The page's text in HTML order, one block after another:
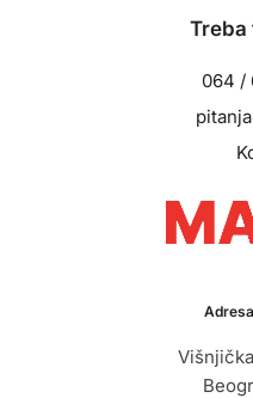
Treba
064 /